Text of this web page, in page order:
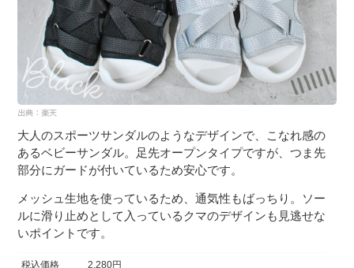
大人のスポーツサンダルのようなデザインで、こなれ感の
あるベビーサンダル。足先オープンタイプですが、つま先
部分にガードが付いているため安心です。
メッシュ生地を使っているため、通気性もばっちり。ソー
ルに滑り止めとして入っているクマのデザインも見逃せな
いポイントです。
税込価格 2,280円